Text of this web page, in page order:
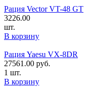
Рация Vector VT-48 GT
3226.00
шт.
В корзину
Рация Yaesu VX-8DR
27561.00 руб.
1 шт.
В корзину